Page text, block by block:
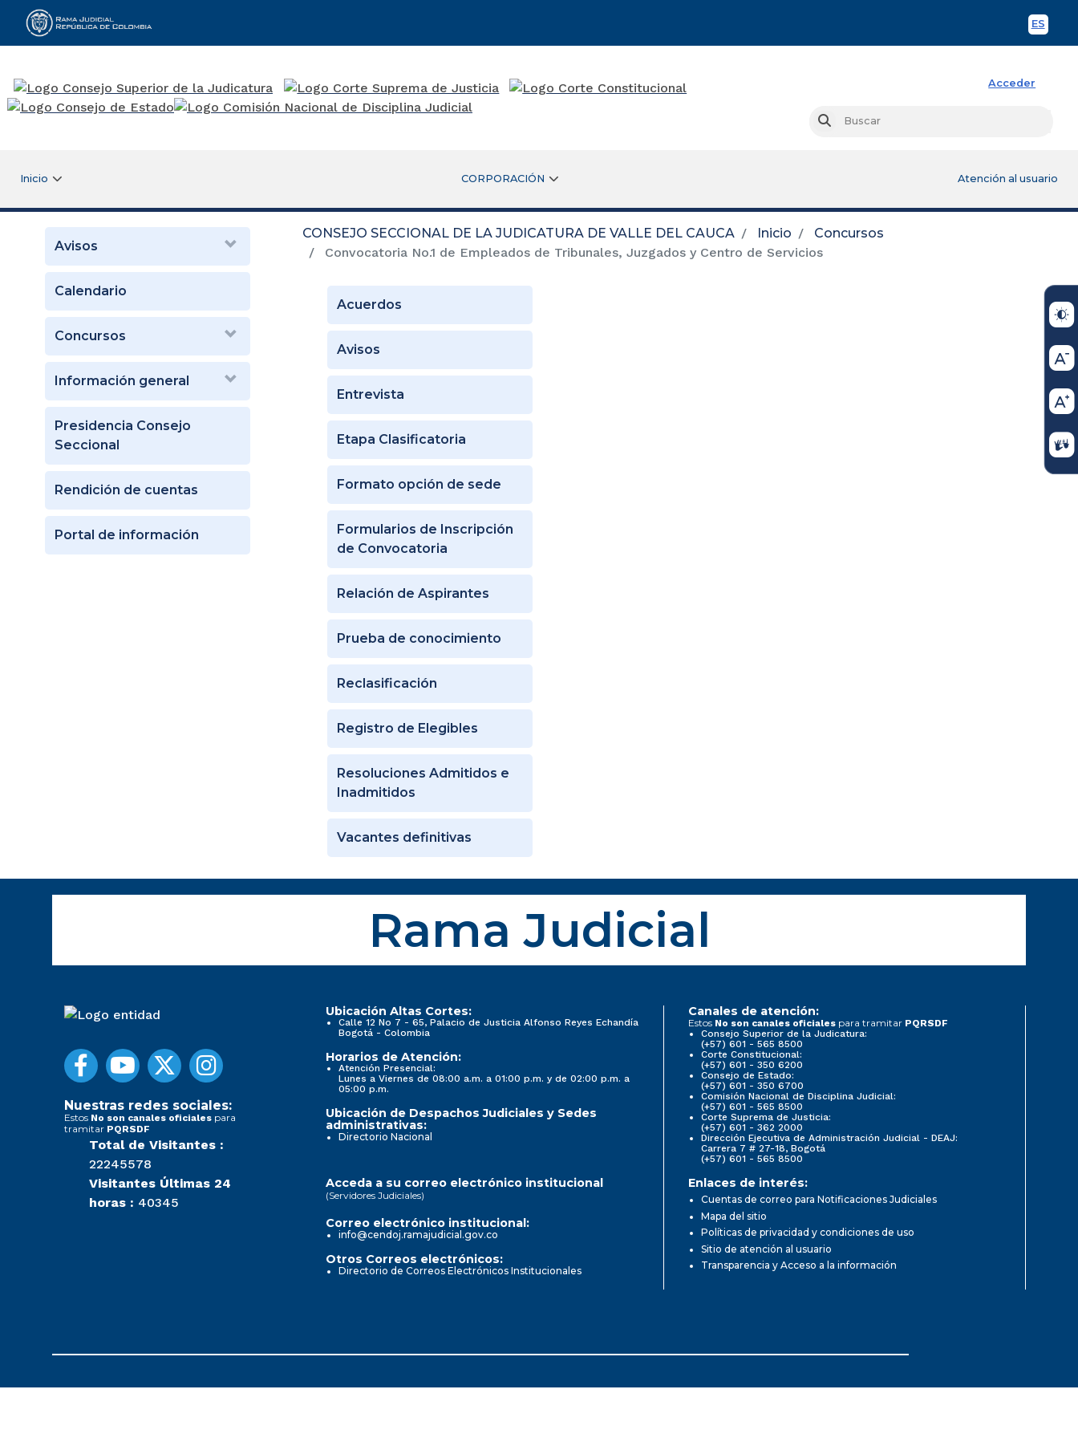
ES
Rama Judicial
Acceder
Buscar
Inicio CORPORACIÓN Atención al usuario
Avisos
Calendario
Concursos
Información general
Presidencia Consejo
Seccional
Rendición de cuentas
Portal de información
CONSEJO SECCIONAL DE LA JUDICATURA DE VALLE DEL CAUCA Inicio
Concursos
Convocatoria No.1 de Empleados de Tribunales, Juzgados y Centro de Servicios
Acuerdos
Avisos
Entrevista
Etapa Clasificatoria
Formato opción de sede
Formularios de Inscripción
de Convocatoria
Relación de Aspirantes
Prueba de conocimiento
Reclasificación
Registro de Elegibles
Resoluciones Admitidos e
Inadmitidos
Vacantes definitivas
Rama Judicial
Nuestras redes sociales:
Estos No son canales oficiales para
tramitar PQRSDF
Total de Visitantes :
22245578
Visitantes Últimas 24
horas : 40345
Ubicación Altas Cortes:
Calle 12 No 7 - 65, Palacio de Justicia Alfonso Reyes Echandía
Bogotá - Colombia
Horarios de Atención:
Atención Presencial:
Lunes a Viernes de 08:00 a.m. a 01:00 p.m. y de 02:00 p.m. a
05:00 p.m.
Ubicación de Despachos Judiciales y Sedes
administrativas:
Directorio Nacional
Canales de atención:
Estos No son canales oficiales para tramitar PQRSDF
Consejo Superior de la Judicatura:
(+57) 601 - 565 8500
Corte Constitucional:
(+57) 601 - 350 6200
Consejo de Estado:
(+57) 601 - 350 6700
Comisión Nacional de Disciplina Judicial:
(+57) 601 - 565 8500
Corte Suprema de Justicia:
(+57) 601 - 362 2000
Dirección Ejecutiva de Administración Judicial - DEAJ:
Carrera 7 # 27-18, Bogotá
(+57) 601 - 565 8500
Acceda a su correo electrónico institucional
(Servidores Judiciales)
Correo electrónico institucional:
info@cendoj.ramajudicial.gov.co
Otros Correos electrónicos:
Directorio de Correos Electrónicos Institucionales
Enlaces de interés:
Cuentas de correo para Notificaciones Judiciales
Mapa del sitio
Políticas de privacidad y condiciones de uso
Sitio de atención al usuario
Transparencia y Acceso a la información